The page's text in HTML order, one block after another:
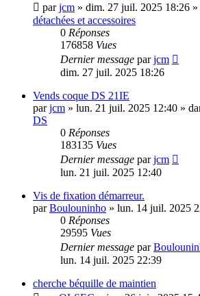
parjcm » dim. 27 juil. 2025 18:26 »
détachées et accessoires
0 Réponses
176858 Vues
Dernier message parjcm
dim. 27 juil. 2025 18:26
Vends coque DS 21IE
parjcm » lun. 21 juil. 2025 12:40 »
DS
0 Réponses
183135 Vues
Dernier message parjcm
lun. 21 juil. 2025 12:40
Vis de fixation démarreur.
parBoulouninho » lun. 14 juil. 2025
0 Réponses
29595 Vues
Dernier message par
lun. 14 juil. 2025 22:39
cherche béquille de maintien